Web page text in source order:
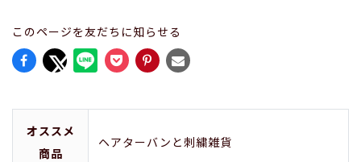
このページを友だちに知らせる
オススメ
商品
ヘアターバンと刺繍雑貨